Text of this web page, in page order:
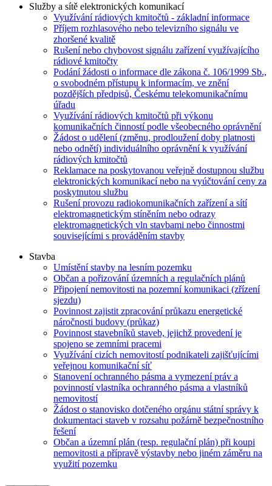
Služby a sítě elektronických komunikací
Využívání rádiových kmitočtů - základní informace
Příjem rozhlasového nebo televizního signálu ve
zhoršené kvalitě
Rušení nebo chybovost signálu zařízení využívajícího
rádiové kmitočty
Podání žádosti o informace dle zákona č. 106/1999 Sb.,
o svobodném přístupu k informacím, ve znění
pozdějších předpisů, Českému telekomunikačnímu
úřadu
Využívání rádiových kmitočtů při výkonu
komunikačních činností podle všeobecného oprávnění
Žádost o udělení (změnu, prodloužení doby platnosti
nebo odnětí) individuálního oprávnění k využívání
rádiových kmitočtů
Reklamace na poskytovanou veřejně dostupnou službu
elektronických komunikací nebo na vyúčtování ceny za
poskytnutou službu
Rušení provozu radiokomunikačních zařízení a sítí
elektromagnetickým stíněním nebo odrazy
elektromagnetických vln stavbami nebo činnostmi
souvisejícími s prováděním stavby
Stavba
Umístění stavby na lesním pozemku
Občan a pořizování územních a regulačních plánů
Připojení nemovitosti na pozemní komunikaci (zřízení
sjezdu)
Povinnost zajistit zpracování průkazu energetické
náročnosti budovy (průkaz)
Povinnost stavebníků staveb, jejichž provedení je
spojeno se zemními pracemi
Využívání cizích nemovitostí podnikateli zajišťujícími
veřejnou komunikační síť
Stanovení ochranného pásma a vymezení práv a
povinností vlastníka ochranného pásma a vlastníků
nemovitostí
Žádost o stanovisko dotčeného orgánu státní správy k
dokumentaci staveb v rozsahu požárně bezpečnostního
řešení
Občan a územní plán (resp. regulační plán) při koupi
nemovitosti a přípravě výstavby nebo jiném záměru na
využití pozemku